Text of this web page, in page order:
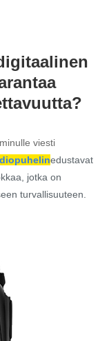
viesti
edustavat
jotka on
turvallisuuteen.